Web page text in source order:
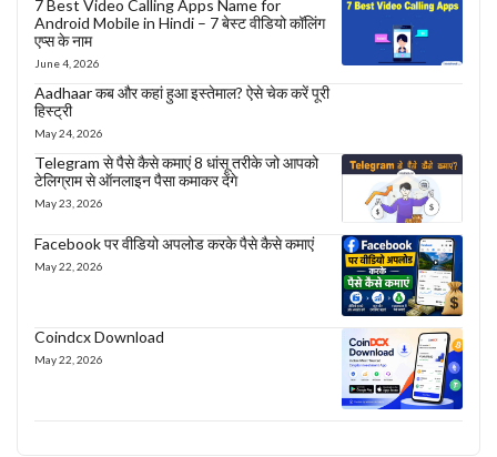
7 Best Video Calling Apps Name for
Android Mobile in Hindi – 7 बेस्ट वीडियो कॉलिंग
एप्स के नाम
June 4, 2026
Aadhaar कब और कहां हुआ इस्तेमाल? ऐसे चेक करें पूरी
हिस्ट्री
May 24, 2026
Telegram से पैसे कैसे कमाएं 8 धांसू तरीके जो आपको
टेलिग्राम से ऑनलाइन पैसा कमाकर देंगे
May 23, 2026
Facebook पर वीडियो अपलोड करके पैसे कैसे कमाएं
May 22, 2026
Coindcx Download
May 22, 2026